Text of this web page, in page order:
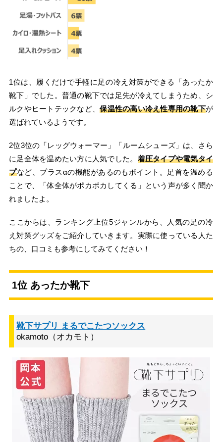
1位は、履くだけで手軽に足の冷え対策ができる「あったか
靴下」でした。普通の靴下では足先が冷えてしまうため、シ
ルクやヒートテックなど、保温性の高い冷え性専用の靴下が
選ばれているようです。
2位3位の「レッグウォーマー」「ルームシューズ」は、さら
に足全体を温めたい方に人気でした。 着圧タイプや電気タイ
プなど、プラスαの機能があるのもポイント。足首を温める
ことで、「体全体がポカポカしてくる」という声が多く聞か
れましたよ。
ここからは、ランキング上位5ジャンルから、人気の足の冷
え対策グッズをご紹介していきます。実際に使っている人た
ちの、口コミも参考にしてみてください！
1位 あったか靴下
靴下サプリ まるでこたつソックス
okamoto（オカモト）